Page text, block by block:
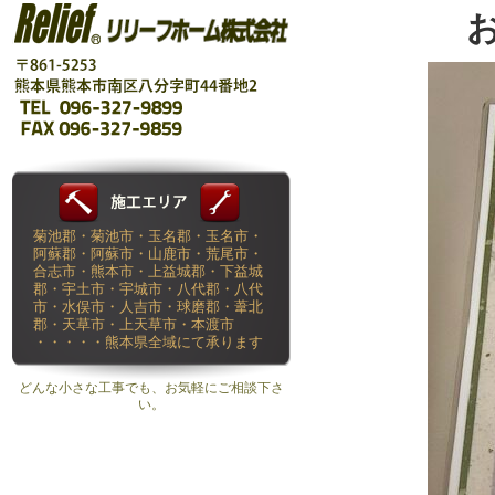
菊池郡・菊池市・玉名郡・玉名市・
阿蘇郡・阿蘇市・山鹿市・荒尾市・
合志市・熊本市・上益城郡・下益城
郡・宇土市・宇城市・八代郡・八代
市・水俣市・人吉市・球磨郡・葦北
郡・天草市・上天草市・本渡市
・・・・・熊本県全域にて承ります
どんな小さな工事でも、お気軽にご相談下さ
い。